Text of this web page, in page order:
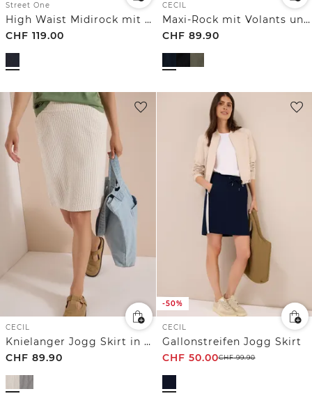
Street One
High Waist Midirock mit Gürtel
CHF 119.00
CECIL
Maxi-Rock mit Volants und Elastikbund
CHF 89.90
CECIL
Knielanger Jogg Skirt in Seersucker-Qualität
CHF 89.90
-50%
CECIL
Gallonstreifen Jogg Skirt
CHF 50.00CHF99.90